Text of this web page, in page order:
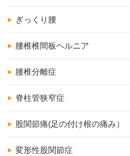
ぎっくり腰
腰椎椎間板ヘルニア
腰椎分離症
脊柱管狭窄症
股関節痛(足の付け根の痛み）
変形性股関節症